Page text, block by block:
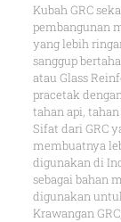
Kubah GRC
pembangunan
yang lebih
sanggup
atau Glass
pracetak
tahan api,
Sifat dari GRC
membuatnya
digunakan di
sebagai bahan
digunakan
Krawangan